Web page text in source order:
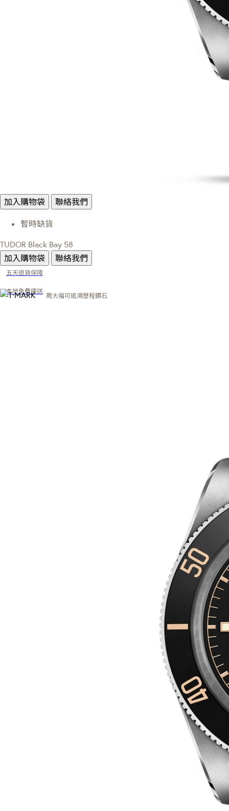
加入購物袋 聯絡我們
暫時缺貨
TUDOR Black Bay 58
加入購物袋
聯絡我們
五天退貨保障
本地免費運送
周大福可追溯歷程鑽石